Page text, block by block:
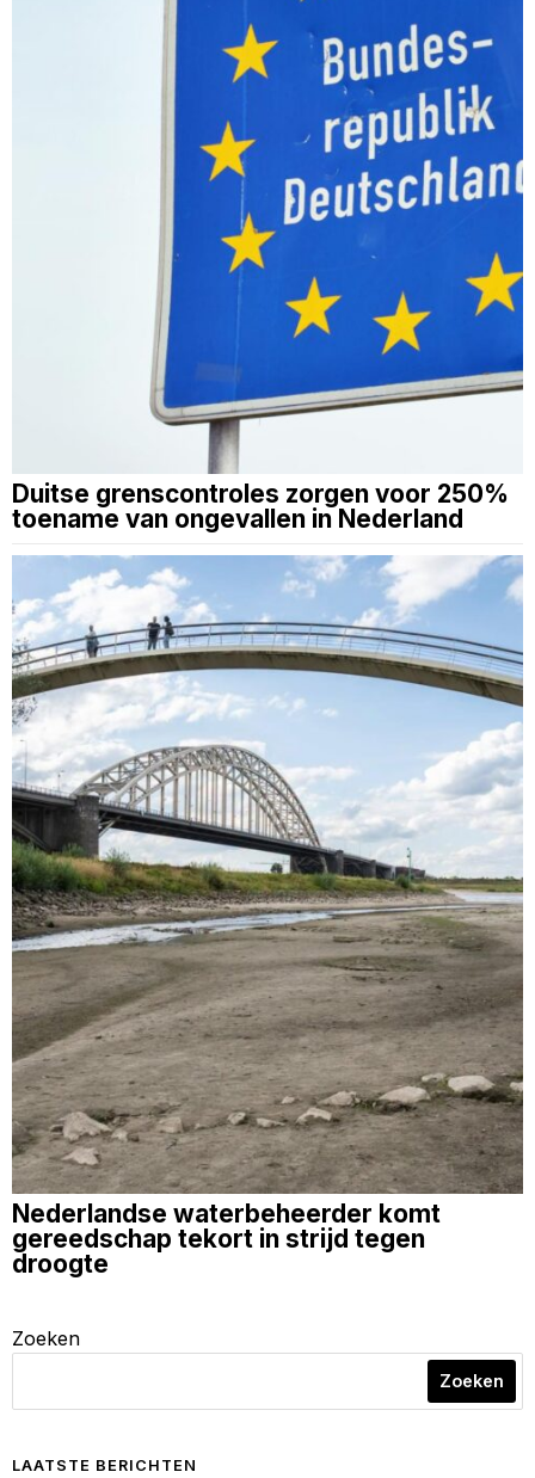
Duitse grenscontroles zorgen voor 250%
toename van ongevallen in Nederland
Nederlandse waterbeheerder komt
gereedschap tekort in strijd tegen
droogte
Zoeken
Zoeken
LAATSTE BERICHTEN